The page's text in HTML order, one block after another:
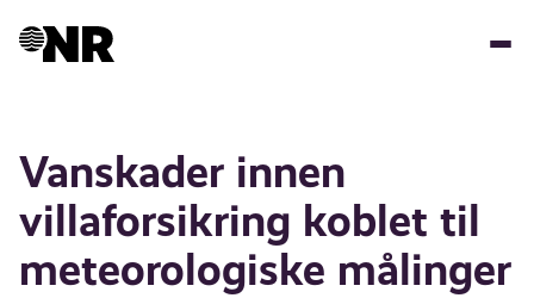
Vanskader innen
villaforsikring koblet til
meteorologiske målinger